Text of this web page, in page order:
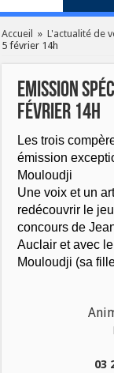
Accueil » L'actualité de
5 février 14h
Emission
février 14h
Les trois
émission
Mouloudji
Une voix et un
redécouvrir le
concours de
Auclair et avec
Mouloudji (sa
03